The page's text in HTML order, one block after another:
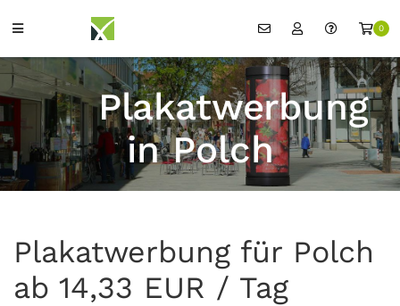
0
Plakatwerbung
in Polch
Plakatwerbung für Polch
ab 14,33 EUR / Tag